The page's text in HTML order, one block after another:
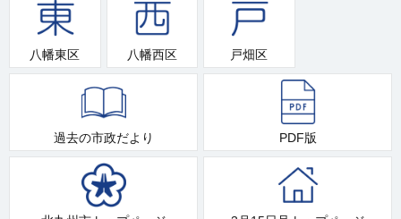
八幡東区 八幡西区 戸畑区
過去の市政だより PDF版